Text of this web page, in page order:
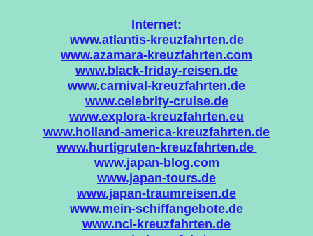
Internet:
www.atlantis-kreuzfahrten.de
www.azamara-kreuzfahrten.com
www.black-friday-reisen.de
www.carnival-kreuzfahrten.de
www.celebrity-cruise.de
www.explora-kreuzfahrten.eu
www.holland-america-kreuzfahrten.de
www.hurtigruten-kreuzfahrten.de
www.japan-blog.com
www.japan-tours.de
www.japan-traumreisen.de
www.mein-schiffangebote.de
www.ncl-kreuzfahrten.de